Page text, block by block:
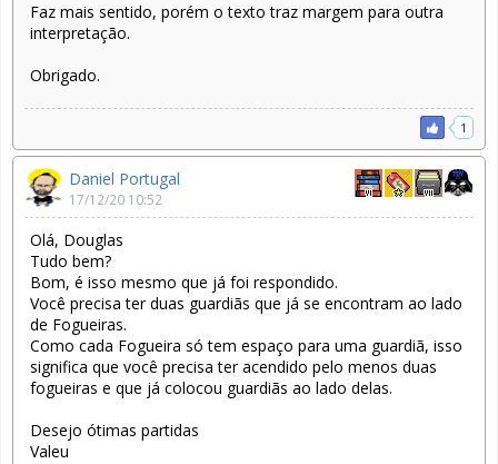
Faz mais sentido, porém o texto traz margem para outra
interpretação.
Obrigado.
1
Daniel Portugal
17/12/20 10:52
Olá, Douglas
Tudo bem?
Bom, é isso mesmo que já foi respondido.
Você precisa ter duas guardiãs que já se encontram ao lado
de Fogueiras.
Como cada Fogueira só tem espaço para uma guardiã, isso
significa que você precisa ter acendido pelo menos duas
fogueiras e que já colocou guardiãs ao lado delas.
Desejo ótimas partidas
Valeu